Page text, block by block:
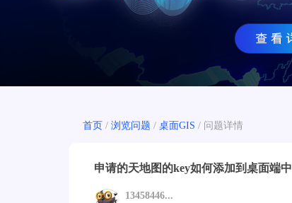
首页 / 浏览问题 / 桌面GIS / 问题详情
申请的天地图的key如何添加到桌面端中
13458446...